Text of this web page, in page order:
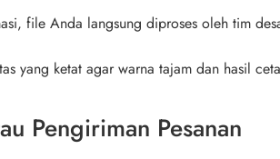
file Anda langsung diproses oleh tim
yang ketat agar warna tajam dan hasil
Pengiriman Pesanan